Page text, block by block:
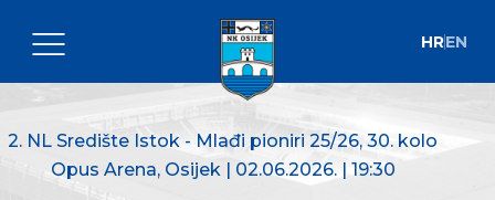
HREN
2. NL Središte Istok - Mlađi pioniri 25/26, 30. kolo
Opus Arena, Osijek | 02.06.2026. | 19:30